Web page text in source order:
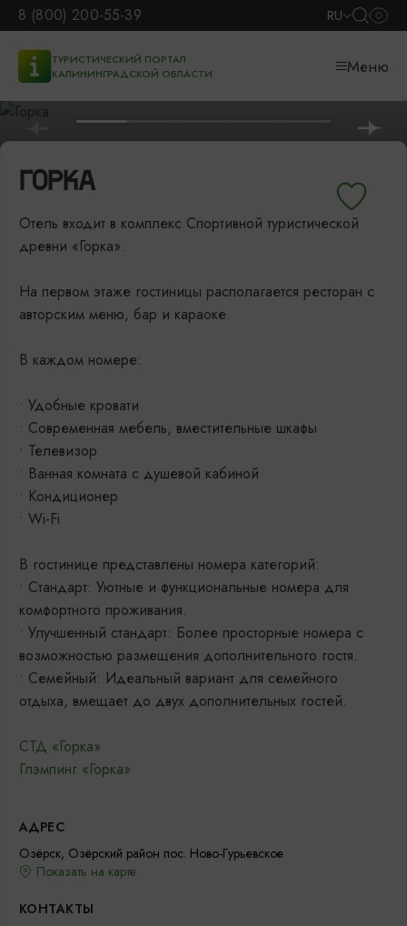
8 (800) 200-55-39 RU
ТУРИСТИЧЕСКИЙ ПОРТАЛ
КАЛИНИНГРАДСКОЙ ОБЛАСТИ
Меню
ГОРКА
Отель входит в комплекс Спортивной туристической
древни «Горка».
На первом этаже гостиницы располагается ресторан с
авторским меню, бар и караоке.
В каждом номере:
• Удобные кровати
• Современная мебель, вместительные шкафы
• Телевизор
• Ванная комната с душевой кабиной
• Кондиционер
• Wi-Fi
В гостинице представлены номера категорий:
• Стандарт: Уютные и функциональные номера для
комфортного проживания.
• Улучшенный стандарт: Более просторные номера с
возможностью размещения дополнительного гостя.
• Семейный: Идеальный вариант для семейного
отдыха, вмещает до двух дополнительных гостей.
СТД «Горка»
Глэмпинг «Горка»
АДРЕС
Озёрск, Озёрский район пос. Ново-Гурьевское
Показать на карте
КОНТАКТЫ